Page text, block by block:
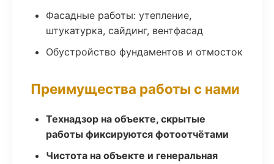
Фасадные работы: утепление,
штукатурка, сайдинг, вентфасад
Обустройство фундаментов и отмосток
Преимущества работы с нами
Технадзор на объекте, скрытые
работы фиксируются фотоотчётами
Чистота на объекте и генеральная